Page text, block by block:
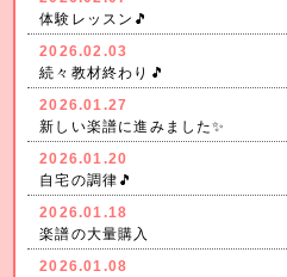
体験レッスン🎵
2026.02.03
続々教材終わり🎵
2026.01.27
新しい楽譜に進みました✨
2026.01.20
自宅の調律🎵
2026.01.18
楽譜の大量購入
2026.01.08